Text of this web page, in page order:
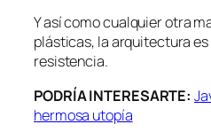
Y así como cualquier otra
plásticas, la arquitectura
resistencia.
PODRÍA INTERESARTE:
hermosa utopía